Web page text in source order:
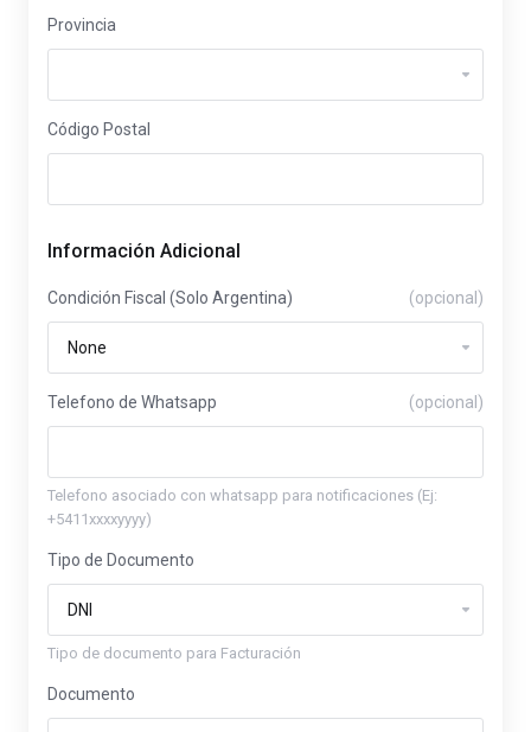
Provincia
Código Postal
Información Adicional
Condición Fiscal (Solo Argentina) (opcional)
Telefono de Whatsapp (opcional)
Telefono asociado con whatsapp para notificaciones (Ej:
+5411xxxxyyyy)
Tipo de Documento
Tipo de documento para Facturación
Documento